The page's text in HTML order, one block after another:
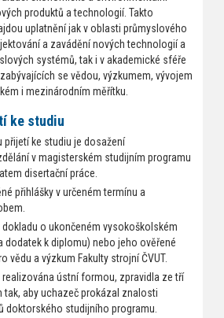
produktů a technologií. Takto
uplatnění jak v oblasti průmyslového
a zavádění nových technologií a
systémů, tak i v akademické sféře
se vědou, výzkumem, vývojem
i mezinárodním měřítku.
ke studiu
přijetí ke studiu je dosažení
v magisterském studijním programu
disertační práce.
přihlášky v určeném termínu a
o ukončeném vysokoškolském
dodatek k diplomu) nebo jeho ověřené
vědu a výzkum Fakulty strojní ČVUT.
realizována ústní formou, zpravidla ze tří
tak, aby uchazeč prokázal znalosti
doktorského studijního programu.